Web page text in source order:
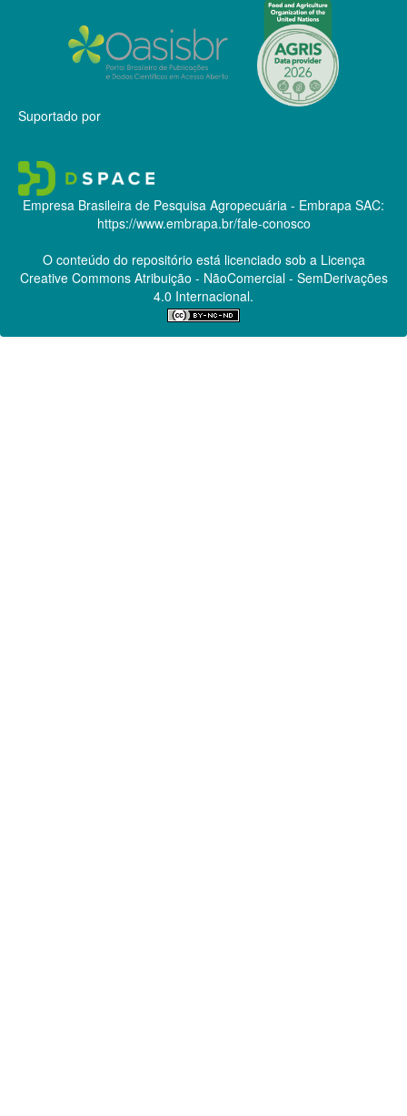
Suportado por
Empresa Brasileira de Pesquisa Agropecuária - Embrapa SAC:
https://www.embrapa.br/fale-conosco
O conteúdo do repositório está licenciado sob a Licença
Creative CommonsAtribuição - NãoComercial - SemDerivações
4.0 Internacional.